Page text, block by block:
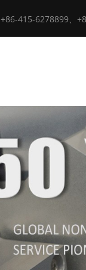
+86-415-6278899、